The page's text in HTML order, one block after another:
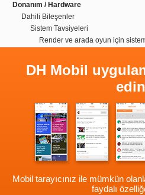
Donanım / Hardware
Dahili Bileşenler
Sistem Tavsiyeleri
Render ve arada oyun için
DH Mobil
Mobil tarayıcınız ile mümkün
faydalı